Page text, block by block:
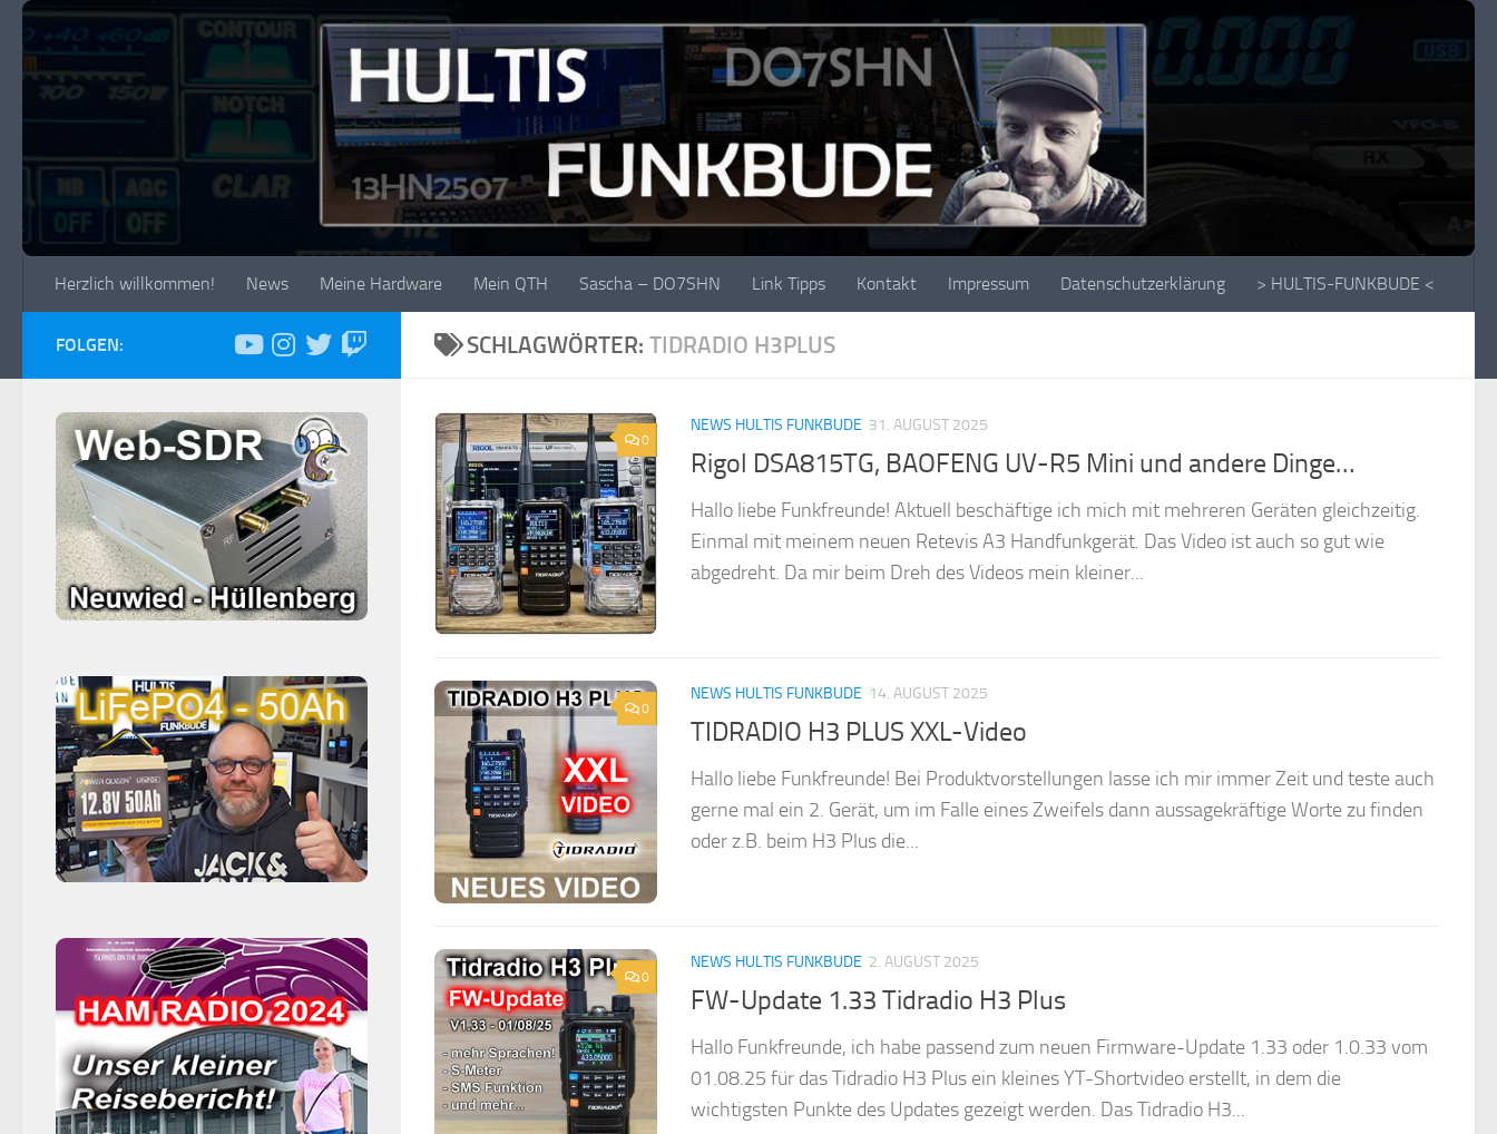
Zum Inhalt springen
Herzlich willkommen! News Meine Hardware Mein QTH Sascha – DO7SHN Link Tipps Kontakt Impressum Datenschutzerklärung > HULTIS-FUNKBUDE <
SCHLAGWÖRTER: TIDRADIO H3PLUS
0
NEWS HULTIS FUNKBUDE 31. AUGUST 2025
Rigol DSA815TG, BAOFENG UV-R5 Mini und andere Dinge…
Hallo liebe Funkfreunde! Aktuell beschäftige ich mich mit mehreren Geräten gleichzeitig.
Einmal mit meinem neuen Retevis A3 Handfunkgerät. Das Video ist auch so gut wie
abgedreht. Da mir beim Dreh des Videos mein kleiner...
0
NEWS HULTIS FUNKBUDE 14. AUGUST 2025
TIDRADIO H3 PLUS XXL-Video
Hallo liebe Funkfreunde! Bei Produktvorstellungen lasse ich mir immer Zeit und teste auch
gerne mal ein 2. Gerät, um im Falle eines Zweifels dann aussagekräftige Worte zu finden
oder z.B. beim H3 Plus die...
0
NEWS HULTIS FUNKBUDE 2. AUGUST 2025
FW-Update 1.33 Tidradio H3 Plus
Hallo Funkfreunde, ich habe passend zum neuen Firmware-Update 1.33 oder 1.0.33 vom
01.08.25 für das Tidradio H3 Plus ein kleines YT-Shortvideo erstellt, in dem die
wichtigsten Punkte des Updates gezeigt werden. Das Tidradio H3...
FOLGEN: